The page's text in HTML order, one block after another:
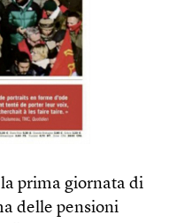
prima giornata di
delle pensioni